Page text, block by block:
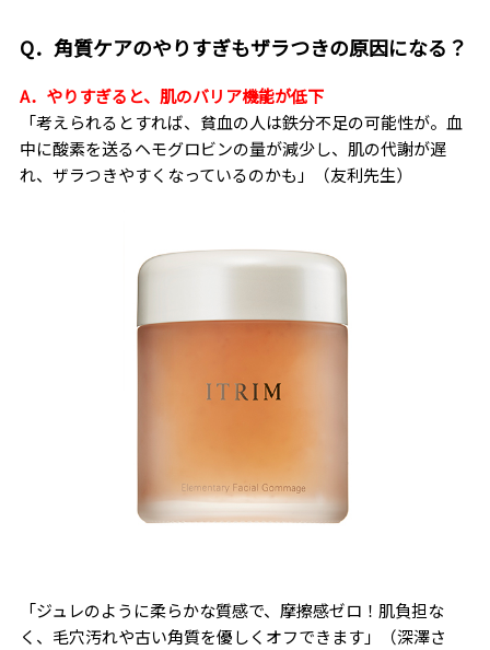
Q．角質ケアのやりすぎもザラつきの原因になる？
A．やりすぎると、肌のバリア機能が低下
「考えられるとすれば、貧血の人は鉄分不足の可能性が。血
中に酸素を送るヘモグロビンの量が減少し、肌の代謝が遅
れ、ザラつきやすくなっているのかも」（友利先生）
「ジュレのように柔らかな質感で、摩擦感ゼロ！肌負担な
く、毛穴汚れや古い角質を優しくオフできます」（深澤さ